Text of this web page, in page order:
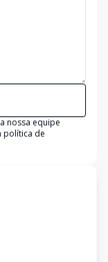
nossa equipe
política de